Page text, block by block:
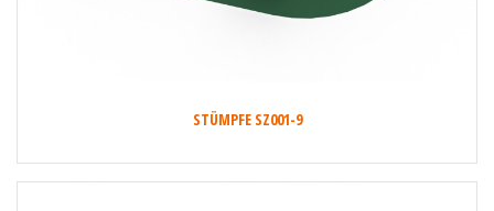
STÜMPFE SZ001-9